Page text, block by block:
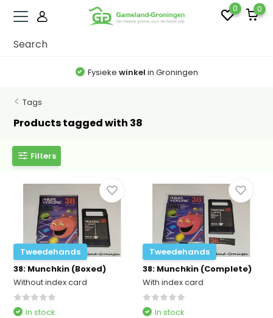
0 0
Fysieke winkel in Groningen
Tags
Products tagged with 38
Filters
Tweedehands
38: Munchkin (Boxed)
Without index card
In stock
Tweedehands
38: Munchkin (Complete)
With index card
In stock